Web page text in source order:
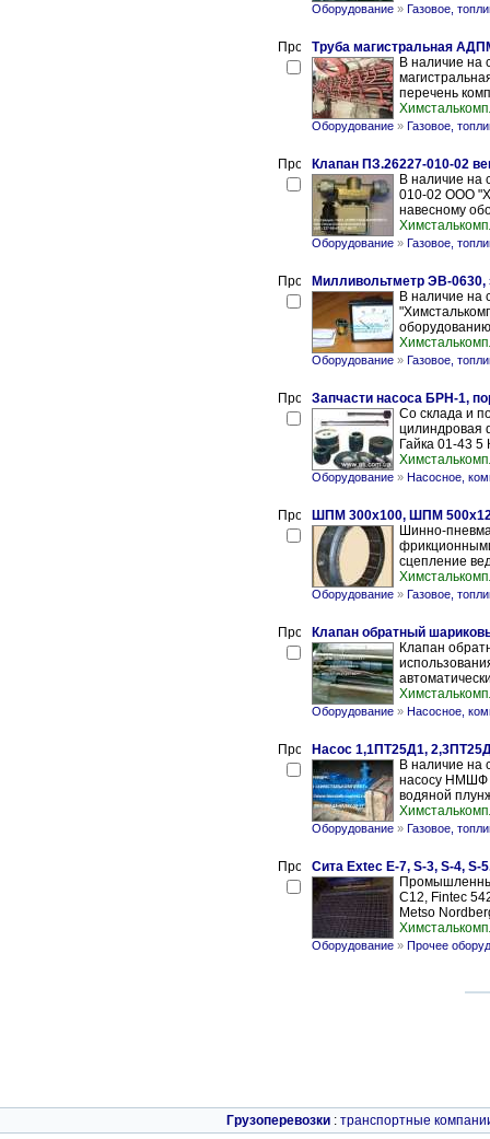
Оборудование » Газовое,
Труба магистральная
В наличие на
перечень
Оборудование » Газовое,
Клапан ПЗ.26227-010-02
В наличие на
010-02 ООО
навесному
Оборудование » Газовое,
Милливольтметр ЭВ-
В наличие на
Оборудование » Газовое,
Запчасти насоса БРН-1,
Со склада и
цилиндровая
Гайка 01-43 5
Оборудование » Насосное,
ШПМ 300х100, ШПМ
Шинно-
сцепление
Оборудование » Газовое,
Клапан обратный
Клапан
Оборудование » Насосное,
Насос 1,1ПТ25Д1,
В наличие на
насосу НМШФ
водяной
Оборудование » Газовое,
Сита Extec E-7, S-3, S-4, S-
C12, Fintec
Metso
Оборудование » Прочее
Грузоперевозки : транспортные